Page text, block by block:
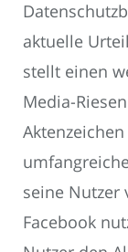
aktuelle
stellt einen
Media-
seine Nutzer
Facebook